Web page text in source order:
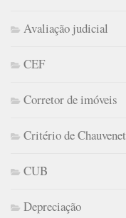
Avaliação judicial
CEF
Corretor de imóveis
Critério de Chauvenet
CUB
Depreciação